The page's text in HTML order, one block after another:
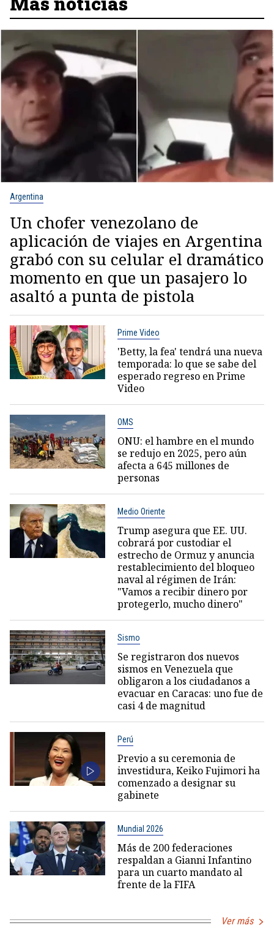
Argentina
Un chofer venezolano de
aplicación de viajes en Argentina
grabó con su celular el dramático
momento en que un pasajero lo
asaltó a punta de pistola
Prime Video
'Betty, la fea' tendrá una nueva
temporada: lo que se sabe del
esperado regreso en Prime
Video
OMS
ONU: el hambre en el mundo
se redujo en 2025, pero aún
afecta a 645 millones de
personas
Medio Oriente
Trump asegura que EE. UU.
cobrará por custodiar el
estrecho de Ormuz y anuncia
restablecimiento del bloqueo
naval al régimen de Irán:
"Vamos a recibir dinero por
protegerlo, mucho dinero"
Sismo
Se registraron dos nuevos
sismos en Venezuela que
obligaron a los ciudadanos a
evacuar en Caracas: uno fue de
casi 4 de magnitud
Perú
Previo a su ceremonia de
investidura, Keiko Fujimori ha
comenzado a designar su
gabinete
Mundial 2026
Más de 200 federaciones
respaldan a Gianni Infantino
para un cuarto mandato al
frente de la FIFA
Ver más